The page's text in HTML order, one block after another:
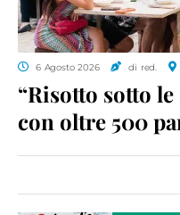
6 Agosto 2026 di red.
“Risotto sotto le
con oltre 500